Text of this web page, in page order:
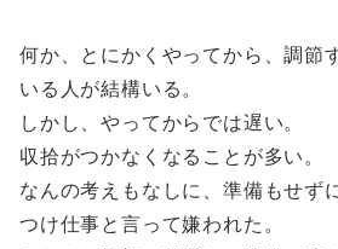
何か、とにかくやってから、調節
いる人が結構いる。
しかし、やってからでは遅い。
収拾がつかなくなることが多い。
なんの考えもなしに、準備もせず
つけ仕事と言って嫌われた。